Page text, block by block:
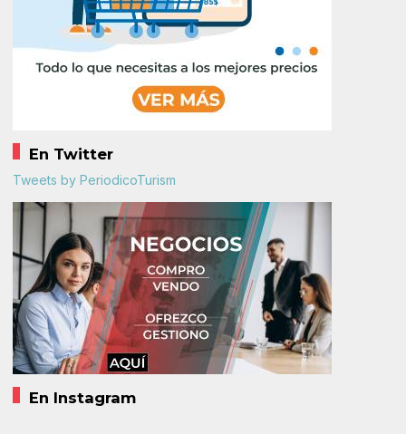
En Twitter
Tweets by PeriodicoTurism
En Instagram